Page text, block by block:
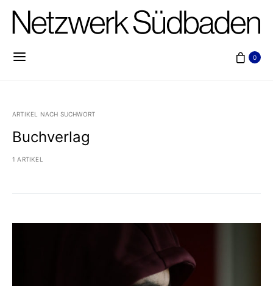
0
ARTIKEL NACH SUCHWORT
Buchverlag
1 ARTIKEL